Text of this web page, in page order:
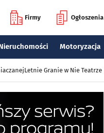
Firmy Ogłoszenia
Motoryzacja
Letnie Granie w Nie Teatrze